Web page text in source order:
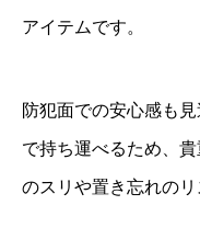
アイテムです。
防犯面での安心感も
で持ち運べるため、
のスリや置き忘れのリ